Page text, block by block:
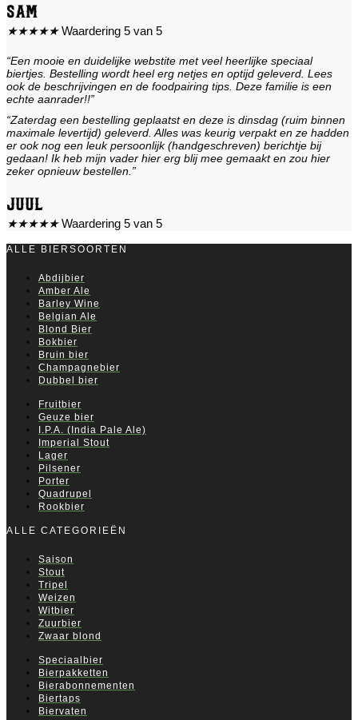
Sam
★★★★★ Waardering 5 van 5
“Een mooie en duidelijke webstite met veel heerlijke speciaal
biertjes. Bestelling wordt heel erg netjes en optijd geleverd. Lees
ook de beschrijvingen en de foodpairing tips. Deze familie is een
echte aanrader!!”
“Zaterdag een bestelling geplaatst en deze is dinsdag (ruim binnen
maximale levertijd) geleverd. Alles was keurig verpakt en ze hadden
er ook nog een leuk persoonlijk (handgeschreven) berichtje bij
gedaan! Ik heb mijn vader hier erg blij mee gemaakt en zou hier
zeker opnieuw bestellen.”
Juul
★★★★★ Waardering 5 van 5
ALLE BIERSOORTEN
Abdijbier
Amber Ale
Barley Wine
Belgian Ale
Blond Bier
Bokbier
Bruin bier
Champagnebier
Dubbel bier
Fruitbier
Geuze bier
I.P.A. (India Pale Ale)
Imperial Stout
Lager
Pilsener
Porter
Quadrupel
Rookbier
ALLE CATEGORIEËN
Saison
Stout
Tripel
Weizen
Witbier
Zuurbier
Zwaar blond
Speciaalbier
Bierpakketten
Bierabonnementen
Biertaps
Biervaten